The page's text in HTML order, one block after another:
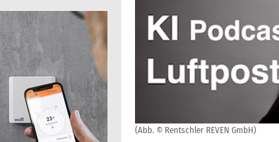
(Abb. © Rentschler REVEN GmbH)